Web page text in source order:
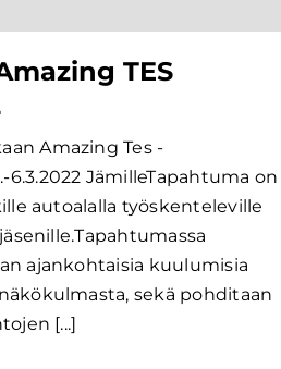
TES
Amazing Tes -
JämilleTapahtuma on
autoalalla työskenteleville
ajankohtaisia kuulumisia
sekä pohditaan
[...]